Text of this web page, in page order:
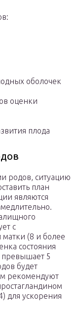
оболочек
оценки
плода
родов, ситуацию
план
являются
с
(8 и более
состояния
5
будет
рекомендуют
для ускорения